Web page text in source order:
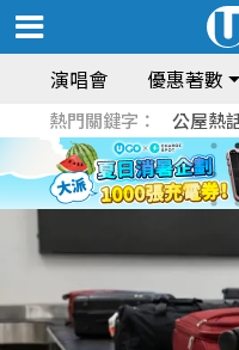
演唱會 優惠著數
熱門關鍵字： 公屋熱